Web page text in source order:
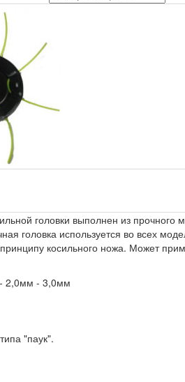
головки выполнен из прочного
головка используется во всех
косильного ножа. Может
- 2,0мм - 3,0мм
"паук".